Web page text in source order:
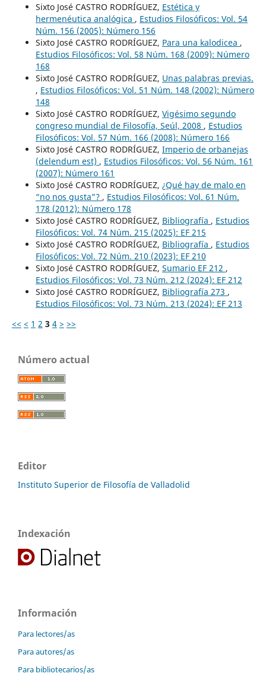
Sixto José CASTRO RODRÍGUEZ, Estética y
hermenéutica analógica , Estudios Filosóficos: Vol. 54
Núm. 156 (2005): Número 156
Sixto José CASTRO RODRÍGUEZ, Para una kalodicea ,
Estudios Filosóficos: Vol. 58 Núm. 168 (2009): Número
168
Sixto José CASTRO RODRÍGUEZ, Unas palabras previas.
, Estudios Filosóficos: Vol. 51 Núm. 148 (2002): Número
148
Sixto José CASTRO RODRÍGUEZ, Vigésimo segundo
congreso mundial de Filosofía, Seúl, 2008 , Estudios
Filosóficos: Vol. 57 Núm. 166 (2008): Número 166
Sixto José CASTRO RODRÍGUEZ, Imperio de orbanejas
(delendum est) , Estudios Filosóficos: Vol. 56 Núm. 161
(2007): Número 161
Sixto José CASTRO RODRÍGUEZ, ¿Qué hay de malo en
“no nos gusta”? , Estudios Filosóficos: Vol. 61 Núm.
178 (2012): Número 178
Sixto José CASTRO RODRÍGUEZ, Bibliografía , Estudios
Filosóficos: Vol. 74 Núm. 215 (2025): EF 215
Sixto José CASTRO RODRÍGUEZ, Bibliografía , Estudios
Filosóficos: Vol. 72 Núm. 210 (2023): EF 210
Sixto José CASTRO RODRÍGUEZ, Sumario EF 212 ,
Estudios Filosóficos: Vol. 73 Núm. 212 (2024): EF 212
Sixto José CASTRO RODRÍGUEZ, Bibliografía 273 ,
Estudios Filosóficos: Vol. 73 Núm. 213 (2024): EF 213
<< < 1 2 3 4 > >>
Número actual
Editor
Instituto Superior de Filosofía de Valladolid
Indexación
Información
Para lectores/as
Para autores/as
Para bibliotecarios/as